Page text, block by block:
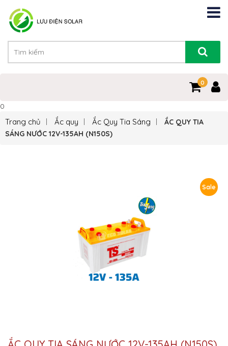
0
0
Trang chủ Ắc quy Ắc Quy Tia Sáng
ẮC QUY TIA
SÁNG NƯỚC 12V-135AH (N150S)
Sale